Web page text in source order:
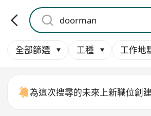
全部篩選 工種 工作地
為這次搜尋的未來上新職位創